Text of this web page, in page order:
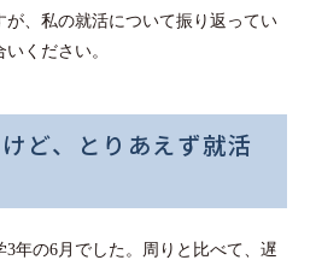
が、私の就活について振り返ってい
ください。
ど、とりあえず就活
年の6月でした。周りと比べて、遅